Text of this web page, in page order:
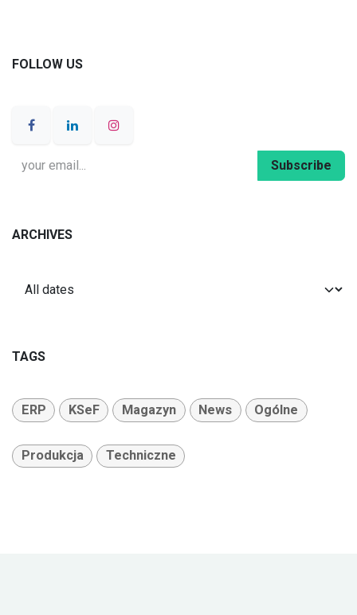
FOLLOW US
Subscribe
ARCHIVES
TAGS
ERP KSeF Magazyn News Ogólne
Produkcja Techniczne